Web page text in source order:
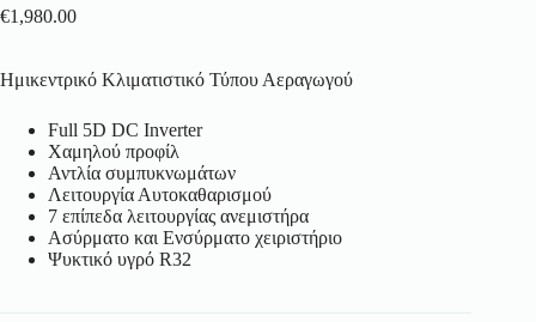
€1,980.00
Ημικεντρικό Κλιματιστικό Τύπου Αεραγωγού
Full 5D DC Inverter
Χαμηλού προφίλ
Αντλία συμπυκνωμάτων
Λειτουργία Αυτοκαθαρισμού
7 επίπεδα λειτουργίας ανεμιστήρα
Ασύρματο και Ενσύρματο χειριστήριο
Ψυκτικό υγρό R32